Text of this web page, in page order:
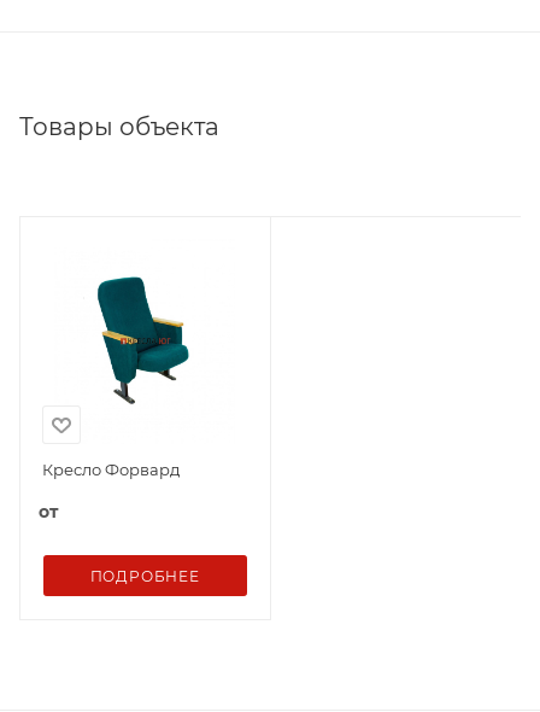
Товары объекта
Кресло Форвард
от
ПОДРОБНЕЕ